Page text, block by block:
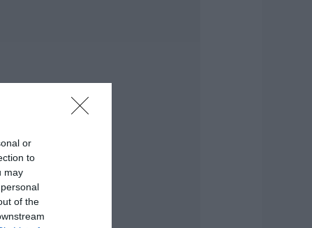
or
to
may
of the
Εύβοια: Το
για
Οι
| 19:00